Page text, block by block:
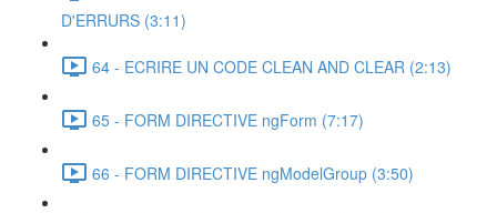
D'ERRURS (3:11)
64 - ECRIRE UN CODE CLEAN AND CLEAR (2:13)
65 - FORM DIRECTIVE ngForm (7:17)
66 - FORM DIRECTIVE ngModelGroup (3:50)